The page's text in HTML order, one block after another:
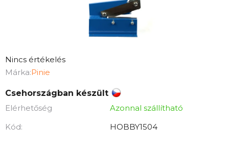
A
termék
értékelése
5-
ből
Nincs értékelés
Márka:Pinie
Csehországban készült
Elérhetőség
Azonnal szállítható
Kód:
HOBBY1504